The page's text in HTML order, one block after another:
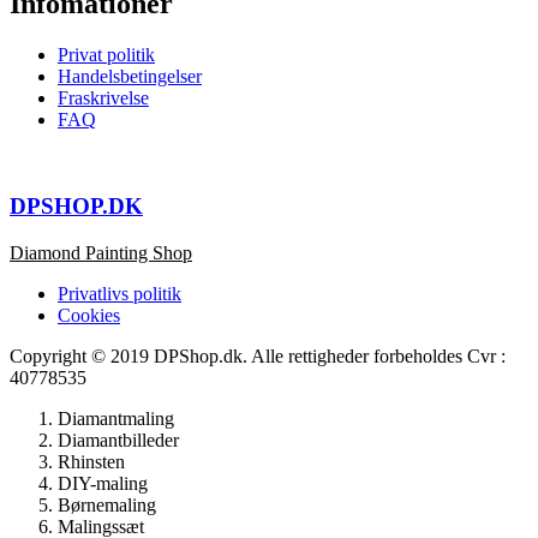
Privat politik
Handelsbetingelser
Fraskrivelse
FAQ
DPSHOP.DK
Diamond Painting Shop
Privatlivs politik
Cookies
Copyright © 2019 DPShop.dk. Alle rettigheder forbeholdes Cvr :
40778535
Diamantmaling
Diamantbilleder
Rhinsten
DIY-maling
Børnemaling
Malingssæt